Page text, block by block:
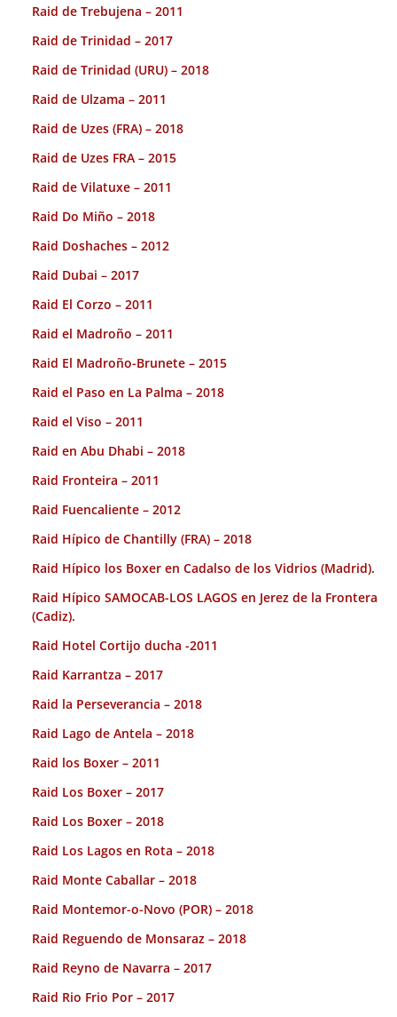
Raid de Trebujena – 2011
Raid de Trinidad – 2017
Raid de Trinidad (URU) – 2018
Raid de Ulzama – 2011
Raid de Uzes (FRA) – 2018
Raid de Uzes FRA – 2015
Raid de Vilatuxe – 2011
Raid Do Miño – 2018
Raid Doshaches – 2012
Raid Dubai – 2017
Raid El Corzo – 2011
Raid el Madroño – 2011
Raid El Madroño-Brunete – 2015
Raid el Paso en La Palma – 2018
Raid el Viso – 2011
Raid en Abu Dhabi – 2018
Raid Fronteira – 2011
Raid Fuencaliente – 2012
Raid Hípico de Chantilly (FRA) – 2018
Raid Hípico los Boxer en Cadalso de los Vidrios (Madrid).
Raid Hípico SAMOCAB-LOS LAGOS en Jerez de la Frontera
(Cadiz).
Raid Hotel Cortijo ducha -2011
Raid Karrantza – 2017
Raid la Perseverancia – 2018
Raid Lago de Antela – 2018
Raid los Boxer – 2011
Raid Los Boxer – 2017
Raid Los Boxer – 2018
Raid Los Lagos en Rota – 2018
Raid Monte Caballar – 2018
Raid Montemor-o-Novo (POR) – 2018
Raid Reguendo de Monsaraz – 2018
Raid Reyno de Navarra – 2017
Raid Rio Frio Por – 2017